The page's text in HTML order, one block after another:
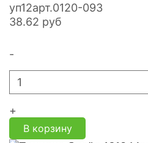
уп12арт.0120-093
38.62 руб
-
+
В корзину